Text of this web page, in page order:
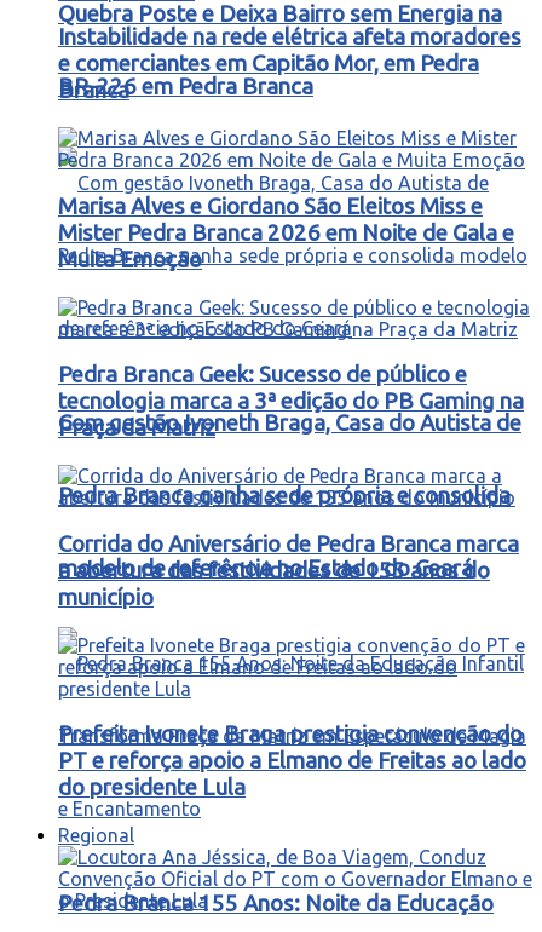
Quebra Poste e Deixa Bairro sem Energia na
BR-226 em Pedra Branca
Com gestão Ivoneth Braga, Casa do Autista de
Pedra Branca ganha sede própria e consolida
modelo de referência no Estado do Ceará
Pedra Branca 155 Anos: Noite da Educação
Instabilidade na rede elétrica afeta moradores
e comerciantes em Capitão Mor, em Pedra
Branca
Marisa Alves e Giordano São Eleitos Miss e
Mister Pedra Branca 2026 em Noite de Gala e
Muita Emoção
Pedra Branca Geek: Sucesso de público e
tecnologia marca a 3ª edição do PB Gaming na
Praça da Matriz
Corrida do Aniversário de Pedra Branca marca
a abertura das festividades de 155 anos do
município
Prefeita Ivonete Braga prestigia convenção do
PT e reforça apoio a Elmano de Freitas ao lado
do presidente Lula
Regional